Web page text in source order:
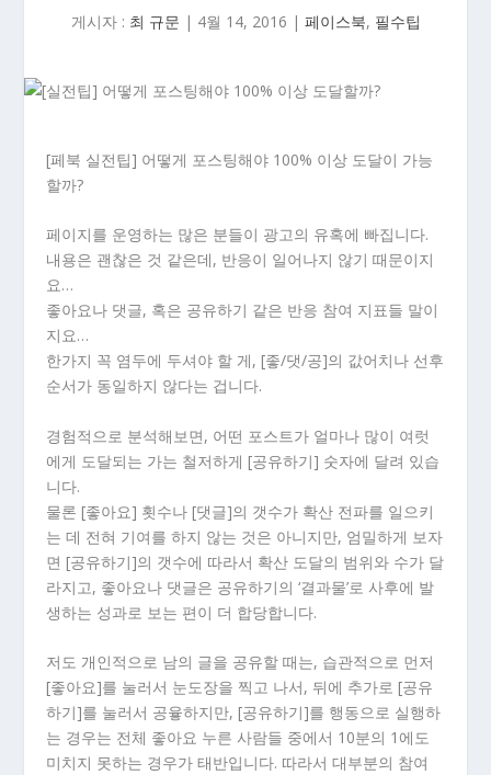
게시자 : 최 규문 | 4월 14, 2016 | 페이스북, 필수팁
[페북 실전팁] 어떻게 포스팅해야 100% 이상 도달이 가능
할까?
페이지를 운영하는 많은 분들이 광고의 유혹에 빠집니다.
내용은 괜찮은 것 같은데, 반응이 일어나지 않기 때문이지
요…
좋아요나 댓글, 혹은 공유하기 같은 반응 참여 지표들 말이
지요…
한가지 꼭 염두에 두셔야 할 게, [좋/댓/공]의 값어치나 선후
순서가 동일하지 않다는 겁니다.
경험적으로 분석해보면, 어떤 포스트가 얼마나 많이 여럿
에게 도달되는 가는 철저하게 [공유하기] 숫자에 달려 있습
니다.
물론 [좋아요] 횟수나 [댓글]의 갯수가 확산 전파를 일으키
는 데 전혀 기여를 하지 않는 것은 아니지만, 엄밀하게 보자
면 [공유하기]의 갯수에 따라서 확산 도달의 범위와 수가 달
라지고, 좋아요나 댓글은 공유하기의 ‘결과물’로 사후에 발
생하는 성과로 보는 편이 더 합당합니다.
저도 개인적으로 남의 글을 공유할 때는, 습관적으로 먼저
[좋아요]를 눌러서 눈도장을 찍고 나서, 뒤에 추가로 [공유
하기]를 눌러서 공윻하지만, [공유하기]를 행동으로 실행하
는 경우는 전체 좋아요 누른 사람들 중에서 10분의 1에도
미치지 못하는 경우가 태반입니다. 따라서 대부분의 참여